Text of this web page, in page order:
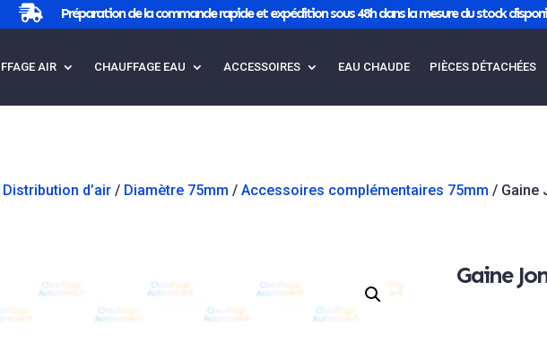
 Préparation de la commande rapide et expédition sous 48h dans la mesure du stock
AIR CHAUFFAGE EAU ACCESSOIRES EAU CHAUDE PIÈCES DÉTACHÉES
Distribution d’air / Diamètre 75mm /Accessoires complémentaires 75mm / Gaine
Gaine